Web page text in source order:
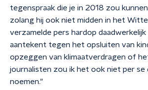
tegenspraak die je in 2018 zou
zolang hij ook niet midden in het
verzamelde pers hardop
aantekent tegen het opsluiten van
opzeggen van klimaatverdragen of
journalisten zou ik het ook niet per se
noemen."